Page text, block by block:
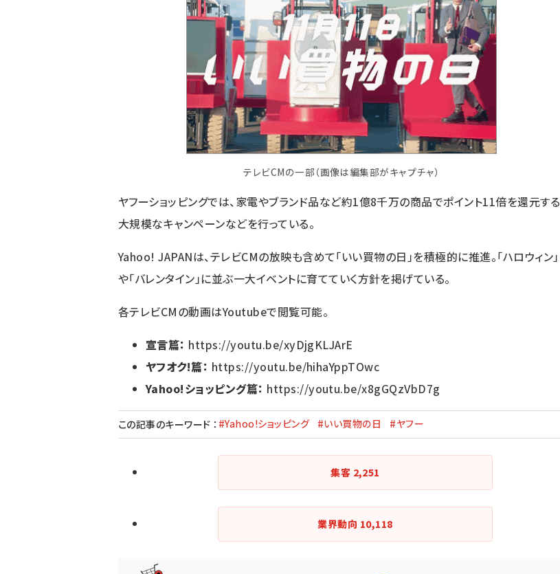
テレビCMの一部（画像は編集部がキャプチャ）
ヤフーショッピングでは、家電やブランド品など約1億8千万の商品でポイント11倍を還元する
大規模なキャンペーンなどを行っている。
Yahoo! JAPANは、テレビCMの放映も含めて「いい買物の日」を積極的に推進。「ハロウィン」
や「バレンタイン」に並ぶ一大イベントに育てていく方針を掲げている。
各テレビCMの動画はYoutubeで閲覧可能。
宣言篇： https://youtu.be/xyDjgKLJArE
ヤフオク!篇： https://youtu.be/hihaYppTOwc
Yahoo!ショッピング篇： https://youtu.be/x8gGQzVbD7g
この記事のキーワード ： #Yahoo!ショッピング #いい買物の日 #ヤフー
集客 2,251
業界動向 10,118